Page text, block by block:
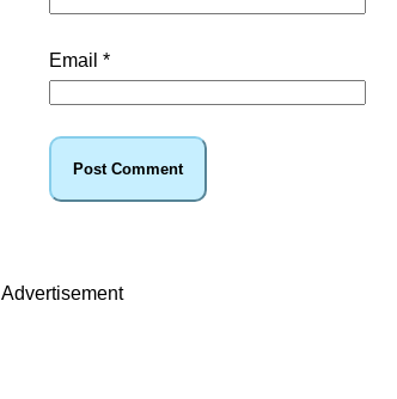
Email *
Advertisement